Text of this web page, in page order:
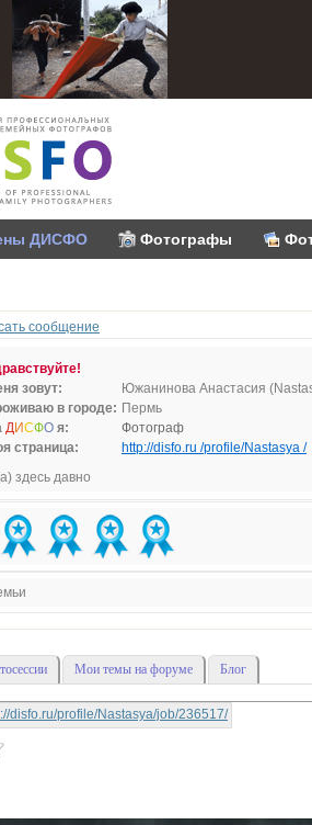
ДИСФО Фотографы
сообщение
зовут:
Южанинова Анастасия
в городе: Пермь
ДИСФО я:
Фотограф
страница:
http://disfo.ru /profile/Nastasya /
здесь давно
Мои темы на форуме Блог
disfo.ru/profile/Nastasya/job/236517/